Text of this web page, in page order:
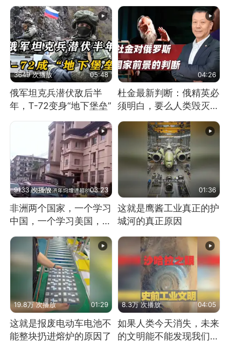
3649 次播放 05:48
俄军坦克兵潜伏敌后半
年，T-72变身“地下堡垒”
04:26
杜金最新判断：俄精英必
须明白，要么人类毁灭，
要么俄毁灭
9133 次播放 03:23
非洲两个国家，一个学习
中国，一个学习美国，结
01:36
这就是鹰酱工业真正的护
城河的真正原因
19.8万 次播放 01:29
这就是报废电动车电池不
能整块扔进熔炉的原因了
8.3万 次播放 04:05
如果人类今天消失，未来
的文明能不能发现我们存